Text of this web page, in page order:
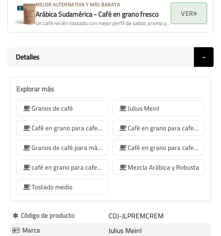
MEJOR ALTERNATIVA Y MÁS BARATA
Arábica Sudamérica - Café en grano fresco
Un café recién tostado con mejor perfil de sabor, aroma y calidad general.
VER
Detalles
Explorar más
Granos de café
Julius Meinl
Café en grano para cafetera Jura
Café en grano para cafetera De'Longhi
Granos de café para máquina de café Philips
Café en grano para cafetera Krups
café en grano para cafetera Siemens
Mezcla Arábica y Robusta
Tostado medio
Más
Información
Código de producto CDJ-JLPREMCREM
Marca Julius Meinl